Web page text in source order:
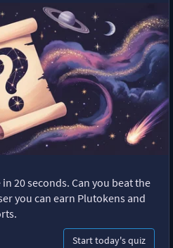
20 seconds. Can you beat the
you can earn Plutokens and
Start today's quiz